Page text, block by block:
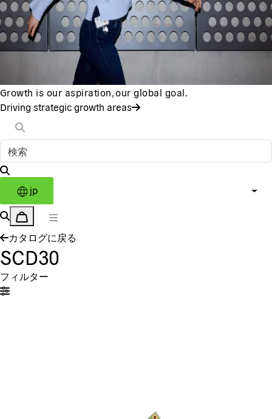
Growth is our aspiration, our global goal.
Driving strategic growth areas
jp
カタログに戻る
SCD30
フィルター